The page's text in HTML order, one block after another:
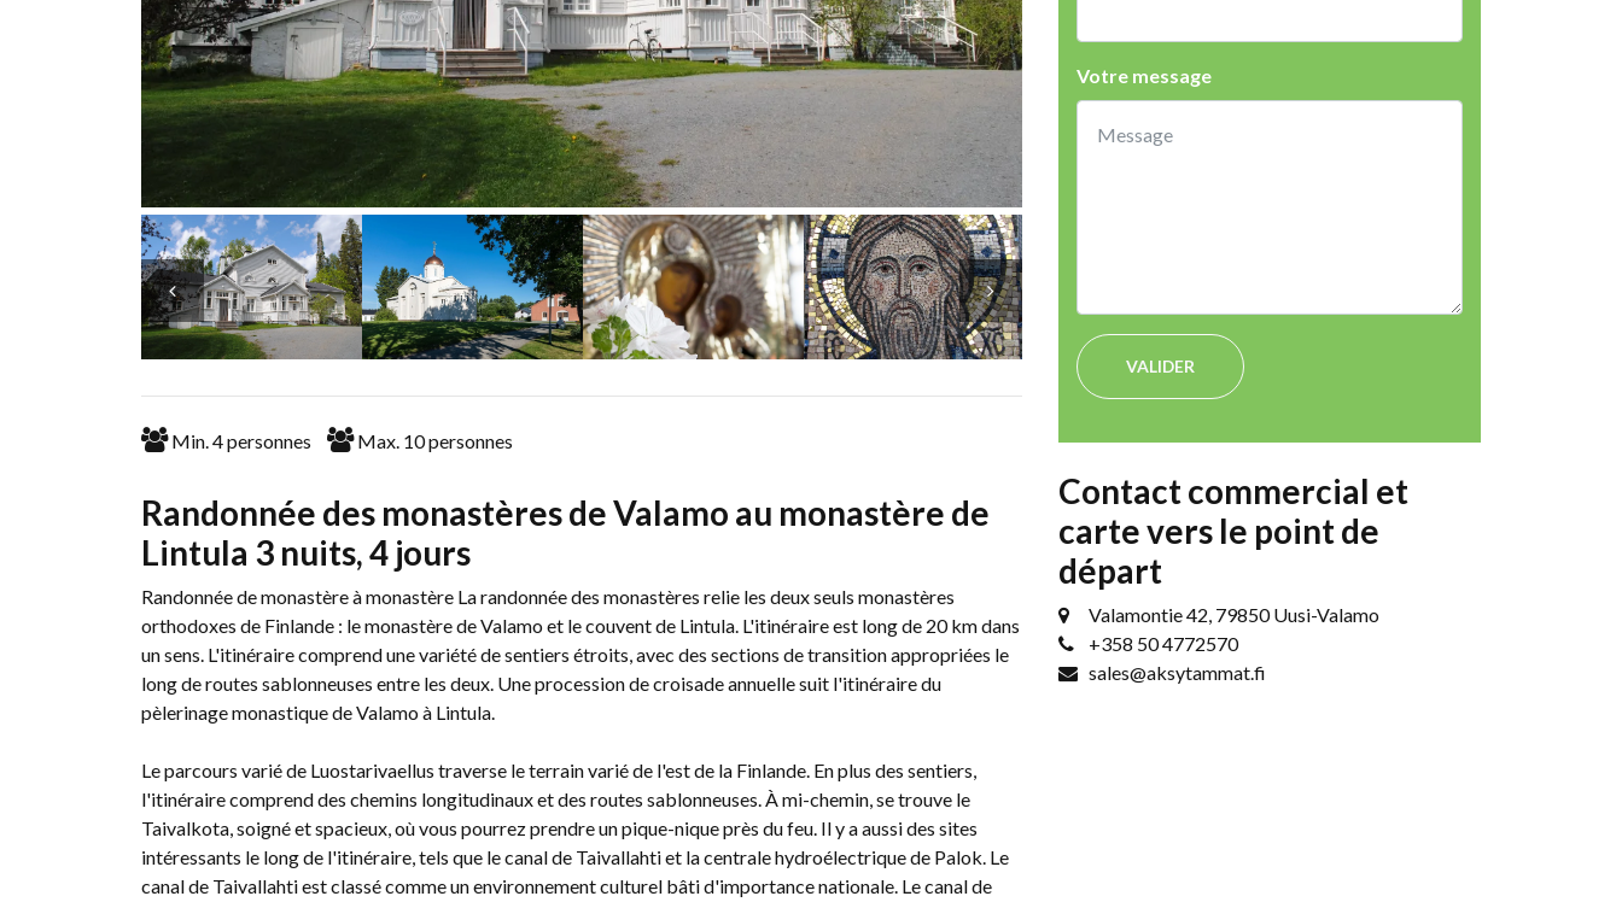
Min.4personnes Max. 10personnes
Randonnée des monastères de Valamo au monastère de
Lintula 3 nuits, 4 jours
Randonnée de monastère à monastère La randonnée des monastères relie les deux seuls monastères
orthodoxes de Finlande : le monastère de Valamo et le couvent de Lintula. L'itinéraire est long de 20 km dans
un sens. L'itinéraire comprend une variété de sentiers étroits, avec des sections de transition appropriées le
long de routes sablonneuses entre les deux. Une procession de croisade annuelle suit l'itinéraire du
pèlerinage monastique de Valamo à Lintula.
Le parcours varié de Luostarivaellus traverse le terrain varié de l'est de la Finlande. En plus des sentiers,
l'itinéraire comprend des chemins longitudinaux et des routes sablonneuses. À mi-chemin, se trouve le
Taivalkota, soigné et spacieux, où vous pourrez prendre un pique-nique près du feu. Il y a aussi des sites
intéressants le long de l'itinéraire, tels que le canal de Taivallahti et la centrale hydroélectrique de Palok. Le
canal de Taivallahti est classé comme un environnement culturel bâti d'importance nationale. Le canal de
Votre message
VALIDER
Contact commercial et
carte vers le point de
départ
Valamontie 42, 79850 Uusi-Valamo
+358 50 4772570
sales@aksytammat.fi